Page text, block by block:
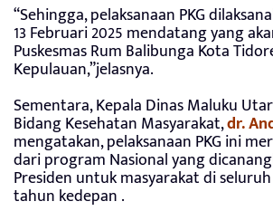
“Sehingga, pelaksanaan PKG
13 Februari 2025 mendatang yang
Puskesmas Rum Balibunga Kota
Kepulauan,”jelasnya.
Sementara, Kepala Dinas Maluku
Bidang Kesehatan Masyarakat,dr.
mengatakan, pelaksanaan PKG ini
dari program Nasional yang
Presiden untuk masyarakat di
tahun kedepan .